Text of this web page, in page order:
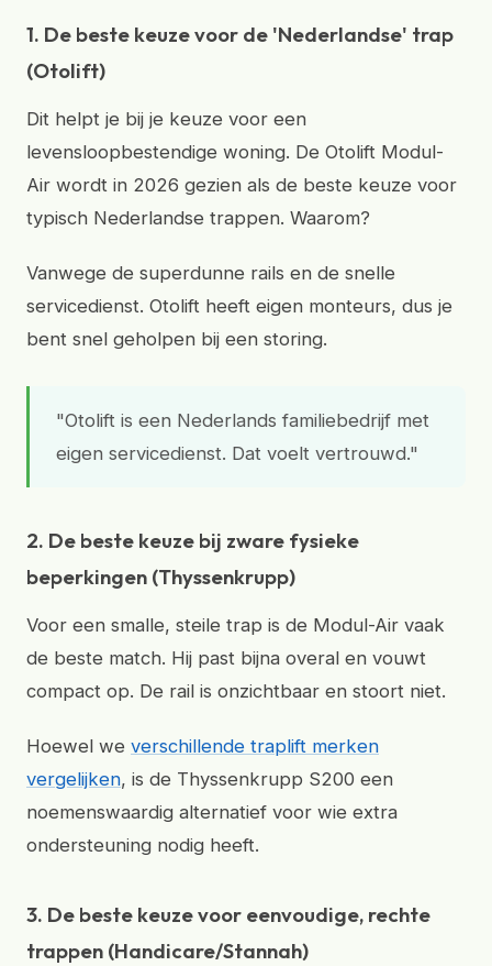
1. De beste keuze voor de 'Nederlandse' trap
(Otolift)
Dit helpt je bij je keuze voor een
levensloopbestendige woning. De Otolift Modul-
Air wordt in 2026 gezien als de beste keuze voor
typisch Nederlandse trappen. Waarom?
Vanwege de superdunne rails en de snelle
servicedienst. Otolift heeft eigen monteurs, dus je
bent snel geholpen bij een storing.
"Otolift is een Nederlands familiebedrijf met
eigen servicedienst. Dat voelt vertrouwd."
2. De beste keuze bij zware fysieke
beperkingen (Thyssenkrupp)
Voor een smalle, steile trap is de Modul-Air vaak
de beste match. Hij past bijna overal en vouwt
compact op. De rail is onzichtbaar en stoort niet.
Hoewel we verschillende traplift merken
vergelijken, is de Thyssenkrupp S200 een
noemenswaardig alternatief voor wie extra
ondersteuning nodig heeft.
3. De beste keuze voor eenvoudige, rechte
trappen (Handicare/Stannah)